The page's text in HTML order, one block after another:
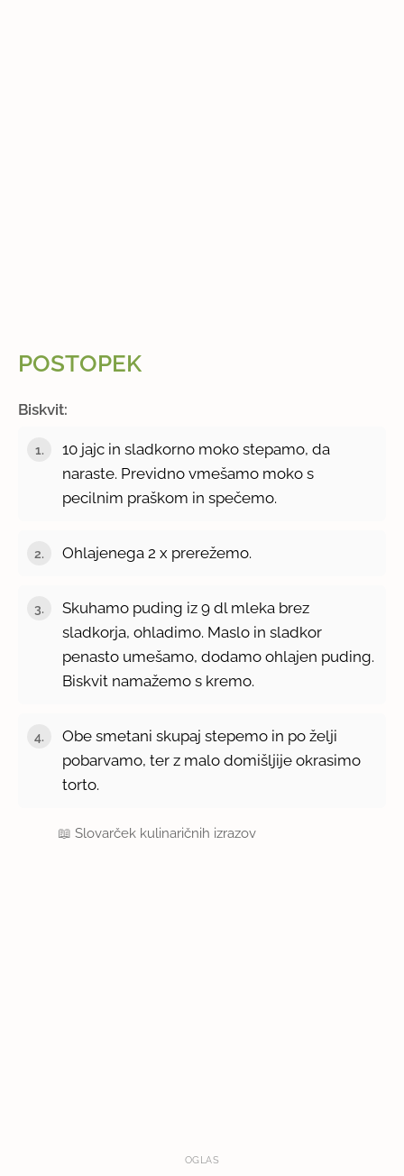
POSTOPEK
Biskvit:
10 jajc in sladkorno moko stepamo, da
naraste. Previdno vmešamo moko s
pecilnim praškom in spečemo.
Ohlajenega 2 x prerežemo.
Skuhamo puding iz 9 dl mleka brez
sladkorja, ohladimo. Maslo in sladkor
penasto umešamo, dodamo ohlajen puding.
Biskvit namažemo s kremo.
Obe smetani skupaj stepemo in po želji
pobarvamo, ter z malo domišljije okrasimo
torto.
📖Slovarček kulinaričnih izrazov
OGLAS